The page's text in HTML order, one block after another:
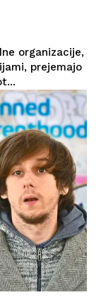
organizacije,
prejemajo